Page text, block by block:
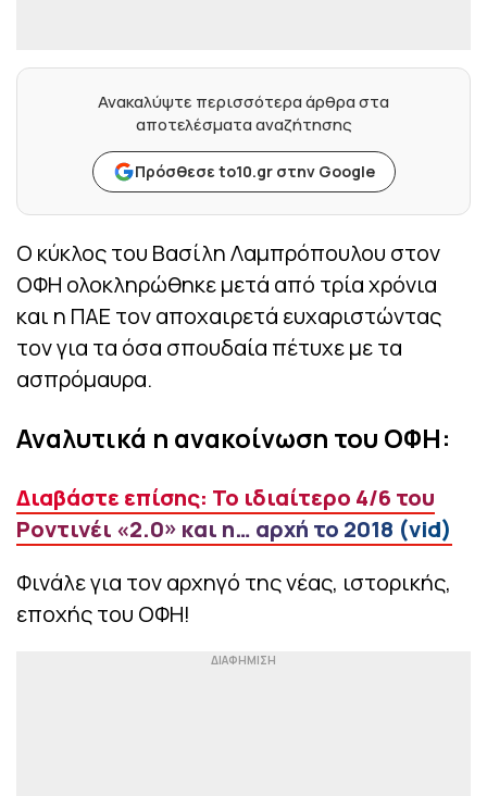
Ανακαλύψτε περισσότερα άρθρα στα
αποτελέσματα αναζήτησης
Πρόσθεσε to10.gr στην Google
Ο κύκλος του Βασίλη Λαμπρόπουλου στον
ΟΦΗ ολοκληρώθηκε μετά από τρία χρόνια
και η ΠΑΕ τον αποχαιρετά ευχαριστώντας
τον για τα όσα σπουδαία πέτυχε με τα
ασπρόμαυρα.
Αναλυτικά η ανακοίνωση του ΟΦΗ:
Διαβάστε επίσης: Το ιδιαίτερο 4/6 του
Ροντινέι «2.0» και η… αρχή το 2018 (vid)
Φινάλε για τον αρχηγό της νέας, ιστορικής,
εποχής του ΟΦΗ!